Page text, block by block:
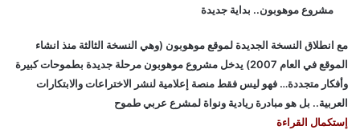
مشروع موهوبون.. بداية جديدة
مع انطلاق النسخة الجديدة لموقع موهوبون (وهي النسخة الثالثة منذ انشاء
الموقع في العام 2007) يدخل مشروع موهوبون مرحلة جديدة بطموحات كبيرة
وأفكار متجددة… فهو ليس فقط منصة إعلامية لنشر الاختراعات والابتكارات
العربية.. بل هو مبادرة ريادية ونواة لمشرع عربي طموح
إستكمال القراءة